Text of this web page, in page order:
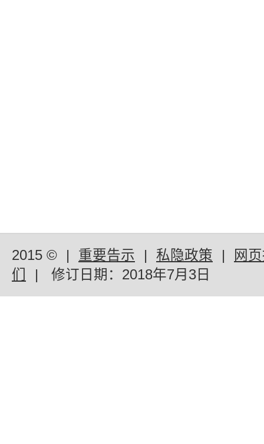
2015 © | 重要告示 | 私隐政策 |
网
们
| 修订日期： 2018年7月3日